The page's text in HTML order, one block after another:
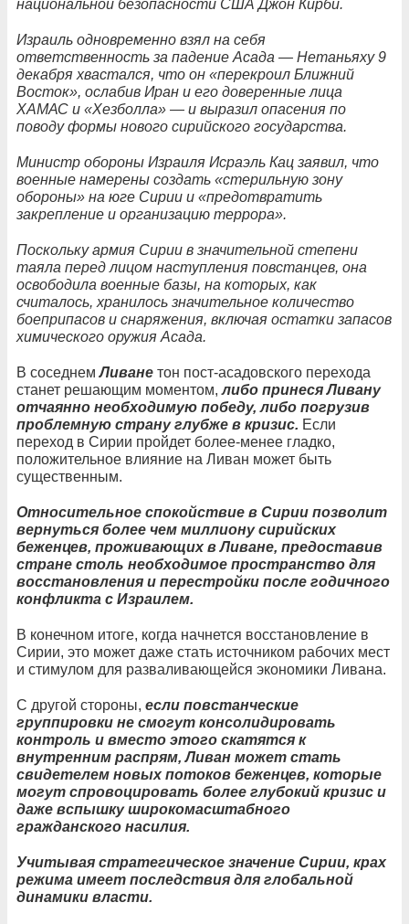
национальной безопасности США Джон Кирби.
Израиль одновременно взял на себя
ответственность за падение Асада — Нетаньяху 9
декабря хвастался, что он «перекроил Ближний
Восток», ослабив Иран и его доверенные лица
ХАМАС и «Хезболла» — и выразил опасения по
поводу формы нового сирийского государства.
Министр обороны Израиля Исраэль Кац заявил, что
военные намерены создать «стерильную зону
обороны» на юге Сирии и «предотвратить
закрепление и организацию террора».
Поскольку армия Сирии в значительной степени
таяла перед лицом наступления повстанцев, она
освободила военные базы, на которых, как
считалось, хранилось значительное количество
боеприпасов и снаряжения, включая остатки запасов
химического оружия Асада.
В соседнемЛиване тон пост-асадовского перехода
станет решающим моментом,либо принеся Ливану
отчаянно необходимую победу, либо погрузив
проблемную страну глубже в кризис. Если
переход в Сирии пройдет более-менее гладко,
положительное влияние на Ливан может быть
существенным.
Относительное спокойствие в Сирии позволит
вернуться более чем миллиону сирийских
беженцев, проживающих в Ливане, предоставив
стране столь необходимое пространство для
восстановления и перестройки после годичного
конфликта с Израилем.
В конечном итоге, когда начнется восстановление в
Сирии, это может даже стать источником рабочих мест
и стимулом для разваливающейся экономики Ливана.
С другой стороны, если повстанческие
группировки не смогут консолидировать
контроль и вместо этого скатятся к
внутренним распрям, Ливан может стать
свидетелем новых потоков беженцев, которые
могут спровоцировать более глубокий кризис и
даже вспышку широкомасштабного
гражданского насилия.
Учитывая стратегическое значение Сирии, крах
режима имеет последствия для глобальной
динамики власти.